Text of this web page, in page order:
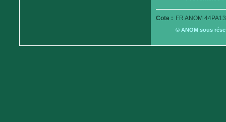
Cote : FR ANOM
© ANOM sous